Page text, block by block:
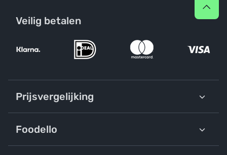
Veilig betalen
Prijsvergelijking
Foodello